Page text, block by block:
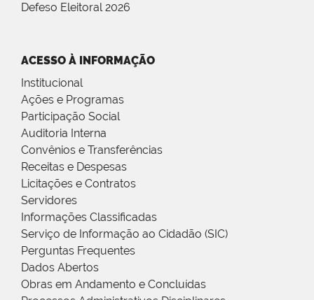
Defeso Eleitoral 2026
ACESSO À INFORMAÇÃO
Institucional
Ações e Programas
Participação Social
Auditoria Interna
Convênios e Transferências
Receitas e Despesas
Licitações e Contratos
Servidores
Informações Classificadas
Serviço de Informação ao Cidadão (SIC)
Perguntas Frequentes
Dados Abertos
Obras em Andamento e Concluídas